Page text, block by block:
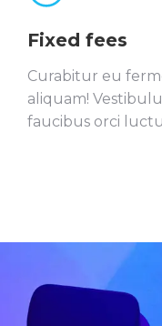
Fixed fees
Curabitur eu
aliquam!
faucibus orci